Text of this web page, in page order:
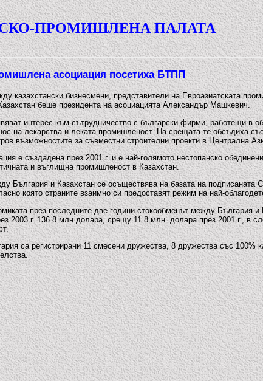
ПРОМИШЛЕНА ПАЛАТА
асоциация посетиха БТПП
казахстански бизнесмени, представители на Евроазиатската
беше президента на асоциацията Александър Машкевич.
интерес към сътрудничество с български фирми, работещи в
на лекарства и леката промишленост. На срещата те обсъдиха
възможностите за съвместни строителни проекти в Централна
е създадена през 2001 г. и е най-голямото нестопанско
и въглищна промишленост в Казахстан.
България и Казахстан се осъществява на базата на подписаната
която страните взаимно си предоставят режим на най-
през последните две години стокообменът между България и
2003 г. 136.8 млн.долара, срещу 11.8 млн. долара през 2001 г., в
са регистрирани 11 смесени дружества, 8 дружества със 100%